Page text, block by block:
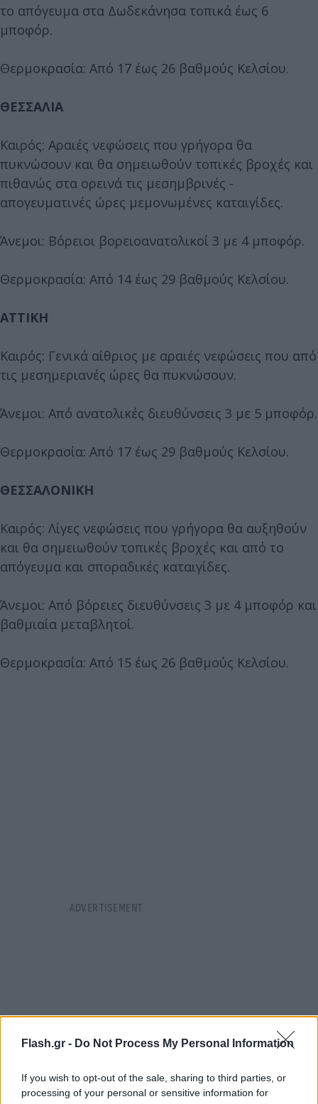
Flash.gr - Do Not Process My Personal Information
If you wish to opt-out of the sale, sharing to third parties, or
processing of your personal or sensitive information for
το απόγευμα στα Δωδεκάνησα τοπικά έως 6
μποφόρ.
Θερμοκρασία: Από 17 έως 26 βαθμούς Κελσίου.
ΘΕΣΣΑΛΙΑ
Καιρός: Αραιές νεφώσεις που γρήγορα θα
πυκνώσουν και θα σημειωθούν τοπικές βροχές και
πιθανώς στα ορεινά τις μεσημβρινές -
απογευματινές ώρες μεμονωμένες καταιγίδες.
Άνεμοι: Βόρειοι βορειοανατολικοί 3 με 4 μποφόρ.
Θερμοκρασία: Από 14 έως 29 βαθμούς Κελσίου.
ΑΤΤΙΚΗ
Καιρός: Γενικά αίθριος με αραιές νεφώσεις που από
τις μεσημεριανές ώρες θα πυκνώσουν.
Άνεμοι: Από ανατολικές διευθύνσεις 3 με 5 μποφόρ.
Θερμοκρασία: Από 17 έως 29 βαθμούς Κελσίου.
ΘΕΣΣΑΛΟΝΙΚΗ
Καιρός: Λίγες νεφώσεις που γρήγορα θα αυξηθούν
και θα σημειωθούν τοπικές βροχές και από το
απόγευμα και σποραδικές καταιγίδες.
Άνεμοι: Από βόρειες διευθύνσεις 3 με 4 μποφόρ και
βαθμιαία μεταβλητοί.
Θερμοκρασία: Από 15 έως 26 βαθμούς Κελσίου.